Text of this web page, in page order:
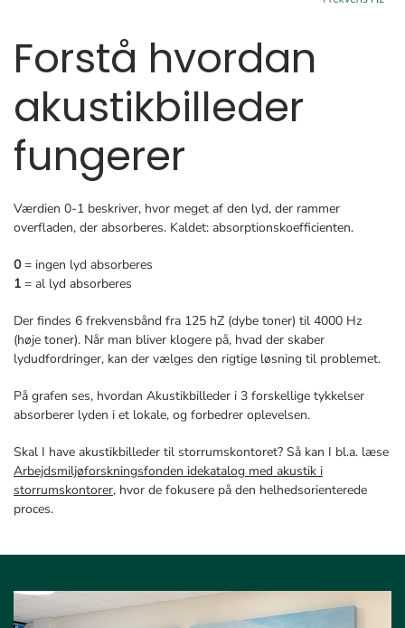
Forstå hvordan
akustikbilleder
fungerer
Værdien 0-1 beskriver, hvor meget af den lyd, der rammer
overfladen, der absorberes. Kaldet: absorptionskoefficienten.
0= ingen lyd absorberes
1 = al lyd absorberes
Der findes 6 frekvensbånd fra 125 hZ (dybe toner) til 4000 Hz
(høje toner). Når man bliver klogere på, hvad der skaber
lydudfordringer, kan der vælges den rigtige løsning til problemet.
På grafen ses, hvordan Akustikbilleder i 3 forskellige tykkelser
absorberer lyden i et lokale, og forbedrer oplevelsen.
Skal I have akustikbilleder til storrumskontoret? Så kan I bl.a. læse
Arbejdsmiljøforskningsfonden idekatalog med akustik i
storrumskontorer, hvor de fokusere på den helhedsorienterede
proces.